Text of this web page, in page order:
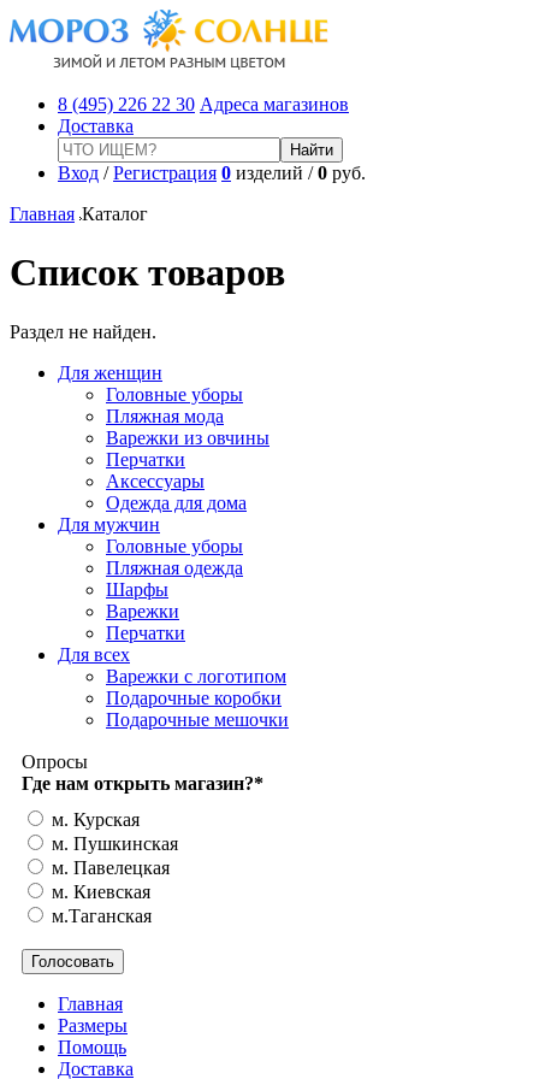
8 (495) 226 22 30 Адреса магазинов
Доставка
Вход /Регистрация 0 изделий /0 руб.
Главная Каталог
Список товаров
Раздел не найден.
Для женщин
Головные уборы
Пляжная мода
Варежки из овчины
Перчатки
Аксессуары
Одежда для дома
Для мужчин
Головные уборы
Пляжная одежда
Шарфы
Варежки
Перчатки
Для всех
Варежки с логотипом
Подарочные коробки
Подарочные мешочки
Опросы
Где нам открыть магазин?*
м. Курская
м. Пушкинская
м. Павелецкая
м. Киевская
м.Таганская
Главная
Размеры
Помощь
Доставка